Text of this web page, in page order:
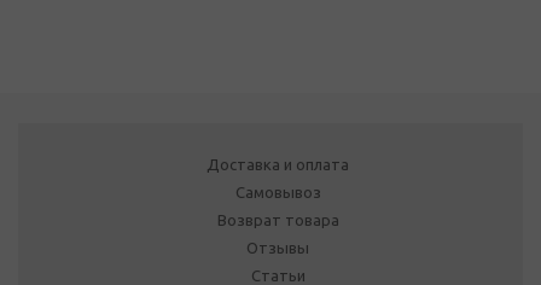
Доставка и оплата
Самовывоз
Возврат товара
Отзывы
Статьи